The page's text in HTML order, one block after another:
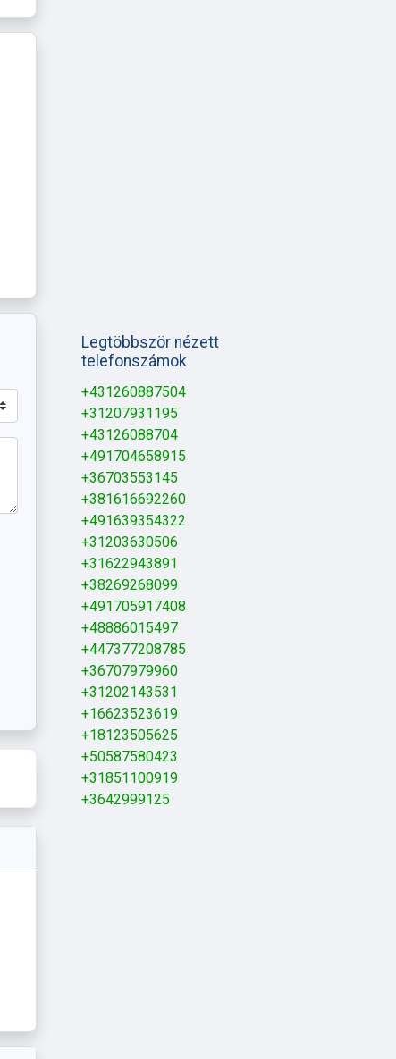
Legtöbbször nézett
telefonszámok
+431260887504
+31207931195
+43126088704
+491704658915
+36703553145
+381616692260
+491639354322
+31203630506
+31622943891
+38269268099
+491705917408
+48886015497
+447377208785
+36707979960
+31202143531
+16623523619
+18123505625
+50587580423
+31851100919
+3642999125